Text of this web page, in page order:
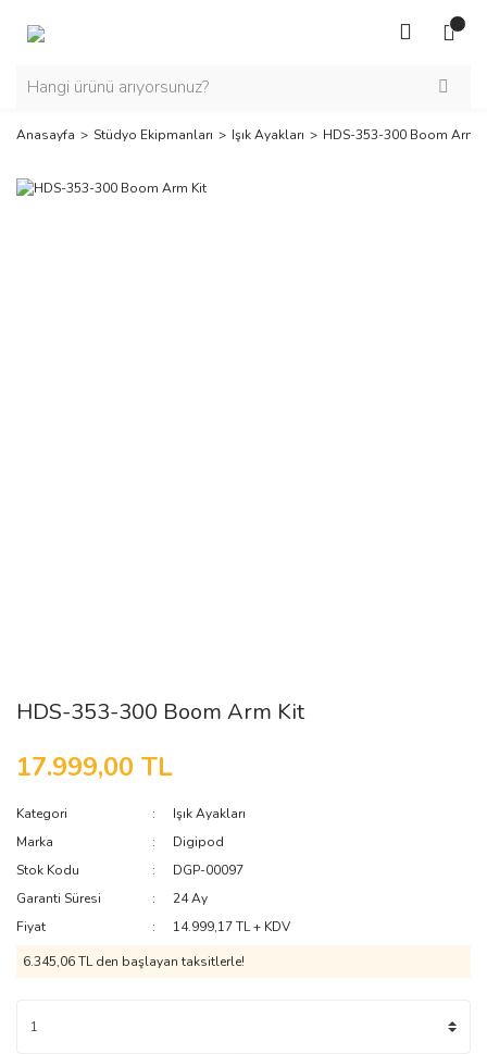
Anasayfa Stüdyo Ekipmanları Işık Ayakları HDS-353-300 Boom Arm
HDS-353-300 Boom Arm Kit
17.999,00 TL
Kategori
Işık Ayakları
Marka
Digipod
Stok Kodu
DGP-00097
Garanti Süresi
24 Ay
Fiyat
14.999,17 TL + KDV
6.345,06 TL den başlayan taksitlerle!